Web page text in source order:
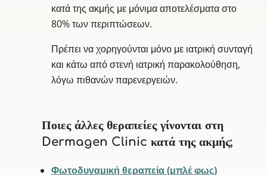
κατά της ακμής με μόνιμα αποτελέσματα στο
80% των περιπτώσεων.
Πρέπει να χορηγούνται μόνο με ιατρική συνταγή
και κάτω από στενή ιατρική παρακολούθηση,
λόγω πιθανών παρενεργειών.
Ποιες άλλες θεραπείες γίνονται στη
Dermagen Clinic κατά της ακμής;
Φωτοδυναμική θεραπεία (μπλέ φως)